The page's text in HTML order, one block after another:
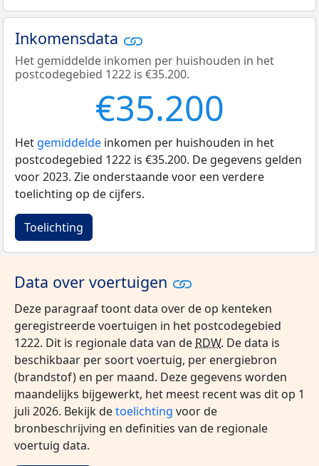
Inkomensdata
Het gemiddelde inkomen per huishouden in het
postcodegebied 1222 is €35.200.
€35.200
Het gemiddelde inkomen per huishouden in het
postcodegebied 1222 is €35.200. De gegevens gelden
voor 2023. Zie onderstaande voor een verdere
toelichting op de cijfers.
Toelichting
Data over voertuigen
Deze paragraaf toont data over de op kenteken
geregistreerde voertuigen in het postcodegebied
1222. Dit is regionale data van de RDW. De data is
beschikbaar per soort voertuig, per energiebron
(brandstof) en per maand. Deze gegevens worden
maandelijks bijgewerkt, het meest recent was dit op 1
juli 2026. Bekijk detoelichting voor de
bronbeschrijving en definities van de regionale
voertuig data.